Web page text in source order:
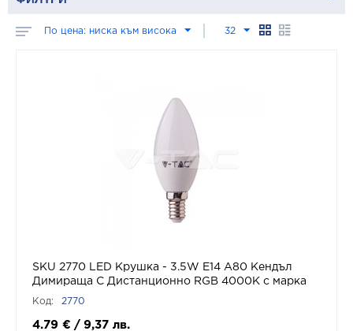
По цена: ниска към висока 32
SKU 2770 LED Крушка - 3.5W Е14 А80 Кендъл
Димираща С Дистанционно RGB 4000K с марка
V-TAC
Код: 2770
4.79 € / 9,37 лв.